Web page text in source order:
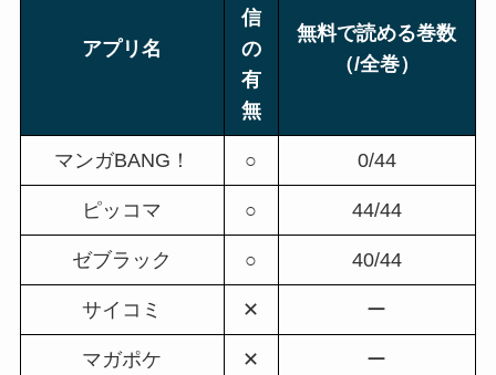
アプリ名
信
の
有
無
無料で読める巻数
（/全巻）
マンガBANG！ ○ 0/44
ピッコマ ○ 44/44
ゼブラック ○ 40/44
サイコミ ✕ ー
マガポケ ✕ ー